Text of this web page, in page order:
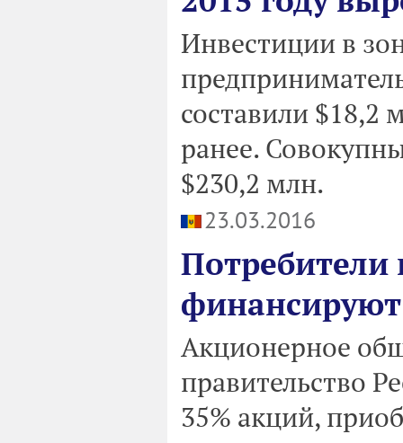
Инвестиции в
составили $18,2
ранее.
$230,2 млн.
23.03.2016
Потребители
Акционерное
правительство
35% акций,